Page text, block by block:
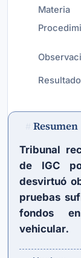
Materia
Resultado
Resumen
Tribunal
de IGC
desvirtuó
pruebas
fondos
vehicular.